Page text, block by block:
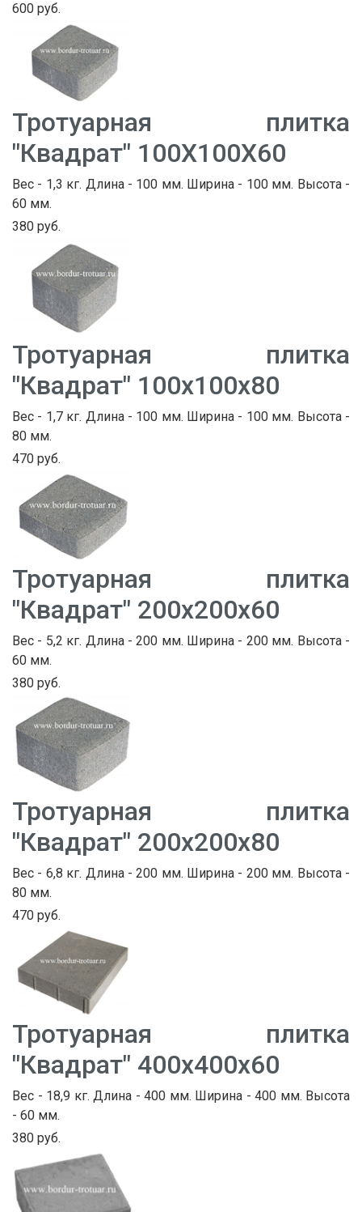
600 руб.
Тротуарная плитка
"Квадрат" 100Х100Х60
Вес - 1,3 кг. Длина - 100 мм. Ширина - 100 мм. Высота -
60 мм.
380 руб.
Тротуарная плитка
"Квадрат" 100х100х80
Вес - 1,7 кг. Длина - 100 мм. Ширина - 100 мм. Высота -
80 мм.
470 руб.
Тротуарная плитка
"Квадрат" 200х200х60
Вес - 5,2 кг. Длина - 200 мм. Ширина - 200 мм. Высота -
60 мм.
380 руб.
Тротуарная плитка
"Квадрат" 200х200х80
Вес - 6,8 кг. Длина - 200 мм. Ширина - 200 мм. Высота -
80 мм.
470 руб.
Тротуарная плитка
"Квадрат" 400х400х60
Вес - 18,9 кг. Длина - 400 мм. Ширина - 400 мм. Высота
- 60 мм.
380 руб.